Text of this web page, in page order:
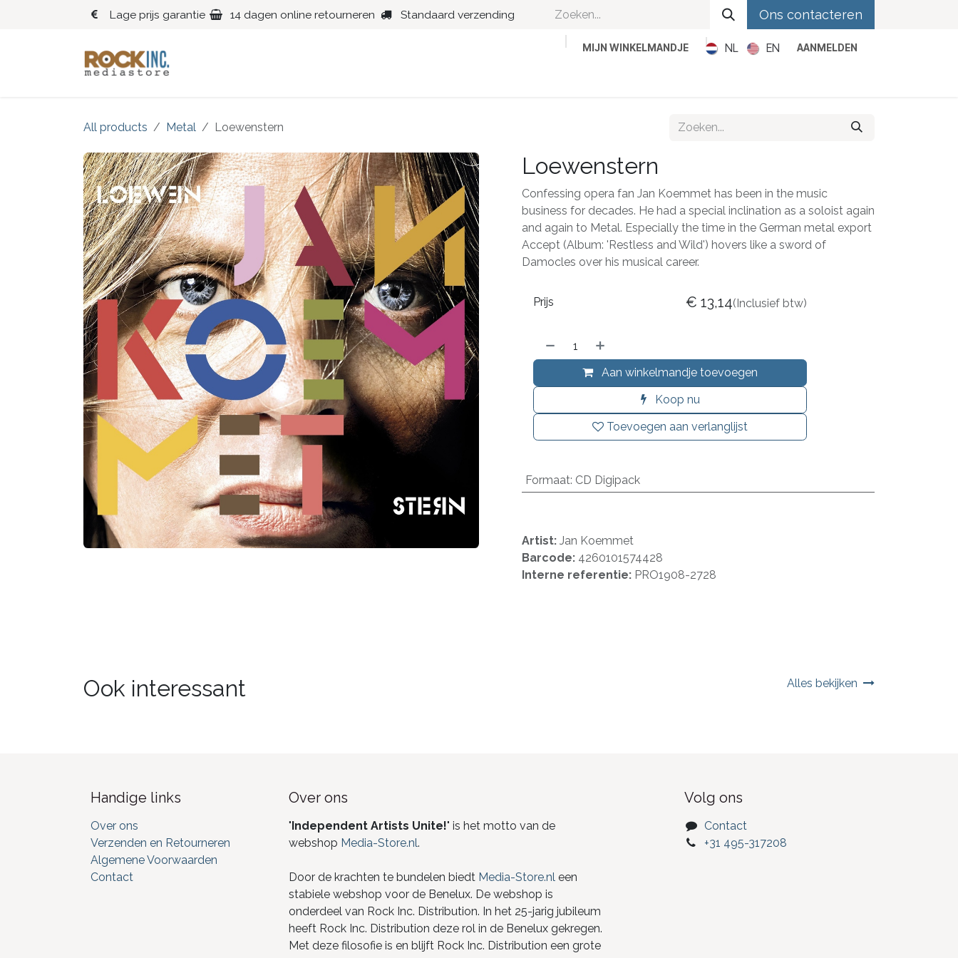
Overslaan naar inhoud
Lage prijs garantie 14 dagen online retourneren Standaard verzending Ons contacteren
MIJN WINKELMANDJE NL EN AANMELDEN
All products Metal Loewenstern
Loewenstern
Confessing opera fan Jan Koemmet has been in the music
business for decades. He had a special inclination as a soloist again
and again to Metal. Especially the time in the German metal export
Accept (Album: 'Restless and Wild') hovers like a sword of
Damocles over his musical career.
Aan winkelmandje toevoegen
Koop nu
Toevoegen aan verlanglijst
Prijs € 13,14(Inclusief btw)
Formaat: CD Digipack
Artist: Jan Koemmet
Barcode: 4260101574428
Interne referentie: PRO1908-2728
Ook interessant Alles bekijken
Handige links
Over ons
Verzenden en Retourneren
Algemene Voorwaarden
Contact
Over ons
"Independent Artists Unite!" is het motto van de
webshop Media-Store.nl.
Door de krachten te bundelen biedt Media-Store.nleen
stabiele webshop voor de Benelux. De webshop is
onderdeel van Rock Inc. Distribution. In het 25-jarig jubileum
heeft Rock Inc. Distribution deze rol in de Benelux gekregen.
Met deze filosofie is en blijft Rock Inc. Distribution een grote
Volg ons
Contact
+31 495-317208